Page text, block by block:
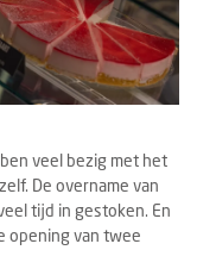
veel bezig met het
De overname van
tijd in gestoken. En
opening van twee